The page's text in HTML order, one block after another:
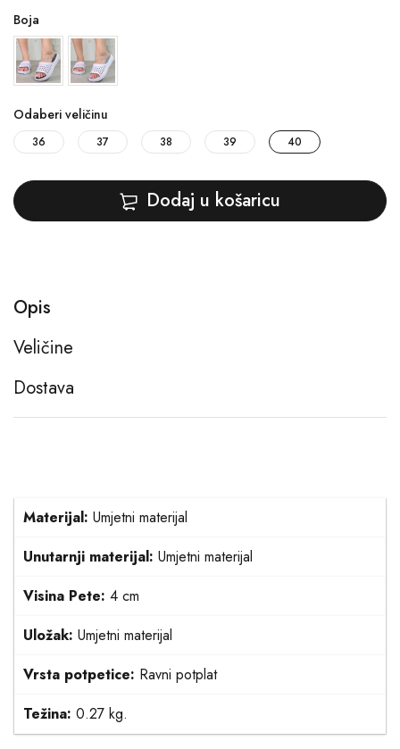
Boja
Odaberi veličinu
36 37 38 39 40
Dodaj u košaricu
Opis
Veličine
Dostava
Materijal: Umjetni materijal
Unutarnji materijal: Umjetni materijal
Visina Pete: 4 cm
Uložak: Umjetni materijal
Vrsta potpetice: Ravni potplat
Težina: 0.27 kg.